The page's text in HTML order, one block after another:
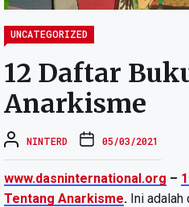
UNCATEGORIZED
12 Daftar
Anarkisme
NINTERD 05/03/2021
www.dasninternational.org –
Tentang Anarkisme. Ini adalah